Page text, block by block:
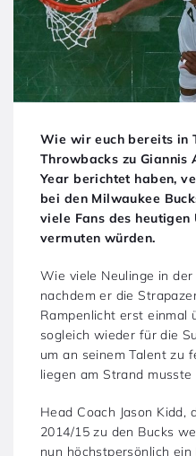
Wie wir euch bereits in
Throwbacks zu Giannis
Year berichtet haben,
bei den Milwaukee
viele Fans des
vermuten würden.
Wie viele Neulinge in
nachdem er die
Rampenlicht erst einmal
sogleich wieder für die
um an seinem Talent zu
liegen am Strand
Head Coach Jason Kidd,
2014/15 zu den Bucks
nun höchstpersönlich ein